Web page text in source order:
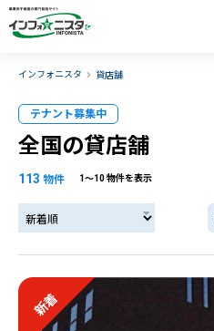
インフォニスタ 貸店舗
テナント募集中
全国の貸店舗
113 物件 1〜10 物件を表示
新着